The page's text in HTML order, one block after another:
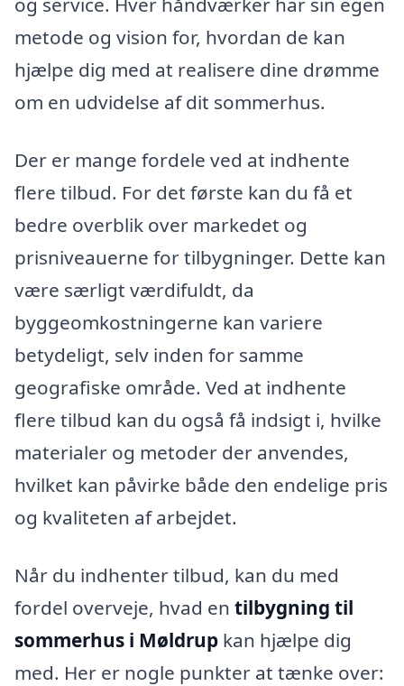
metode og vision for, hvordan de kan
hjælpe dig med at realisere dine drømme
om en udvidelse af dit sommerhus.
Der er mange fordele ved at indhente
flere tilbud. For det første kan du få et
bedre overblik over markedet og
prisniveauerne for tilbygninger. Dette kan
være særligt værdifuldt, da
byggeomkostningerne kan variere
betydeligt, selv inden for samme
geografiske område. Ved at indhente
flere tilbud kan du også få indsigt i, hvilke
materialer og metoder der anvendes,
hvilket kan påvirke både den endelige pris
og kvaliteten af arbejdet.
Når du indhenter tilbud, kan du med
fordel overveje, hvad en tilbygning til
sommerhus i Møldrup kan hjælpe dig
med. Her er nogle punkter at tænke over: